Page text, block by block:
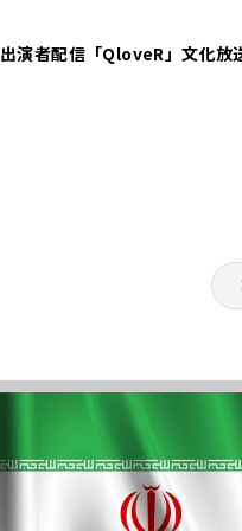
出演者配信「QloveR」文化放